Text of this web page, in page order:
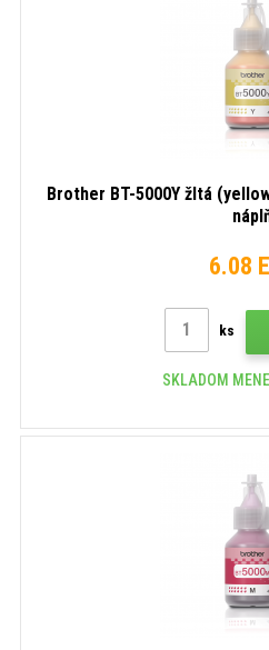
Brother BT-5000Y žltá
6.08
ks
SKLADOM